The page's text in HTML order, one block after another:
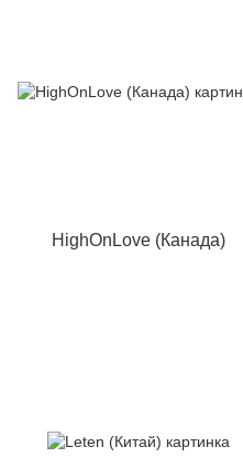
HighOnLove (Канада)